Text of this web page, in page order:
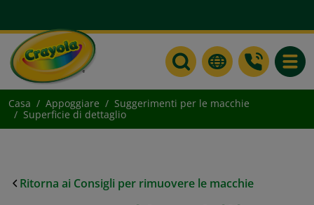
Casa Appoggiare
Suggerimenti per le macchie
Superficie di dettaglio
Ritorna ai Consigli per rimuovere le macchie